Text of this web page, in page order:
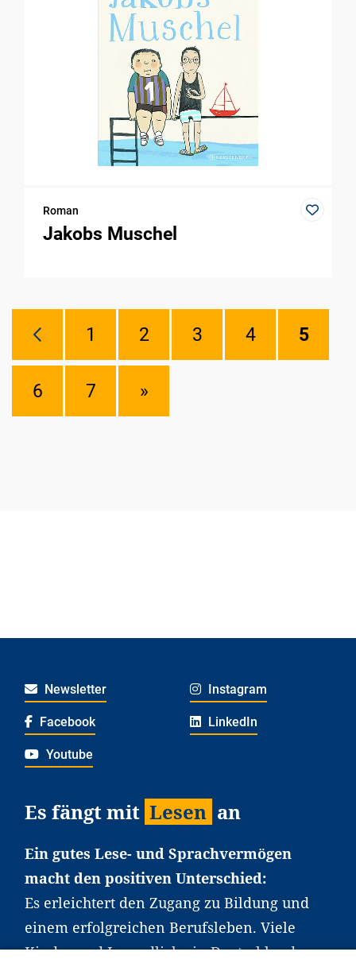
Roman
Jakobs Muschel
1 2 3 4 5
6 7 »
Newsletter Instagram
Facebook LinkedIn
Youtube
Es fängt mit Lesen an
Ein gutes Lese- und Sprachvermögen
macht den positiven Unterschied:
Es erleichtert den Zugang zu Bildung und
einem erfolgreichen Berufsleben. Viele
Kinder und Jugendliche in Deutschland